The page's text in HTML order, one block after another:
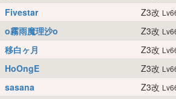
Fivestar Z3改
o霧雨魔理沙o Z3改
移白ヶ月 Z3改
HoOngE Z3改
sasana Z3改